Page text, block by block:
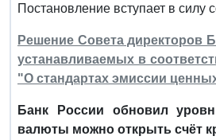
Постановление вступает в силу
Решение Совета директоров
устанавливаемых в
"О стандартах эмиссии
Банк России обновил
валюты можно открыть счёт